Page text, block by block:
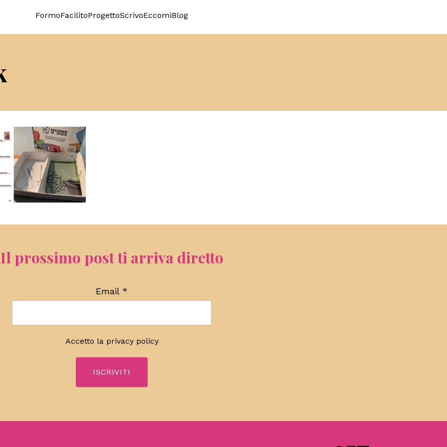
FormoFacilitoProgettoScrivoEccomiBlog
Il prossimo post ti arriva diretto
Email *
Accetto la privacy policy